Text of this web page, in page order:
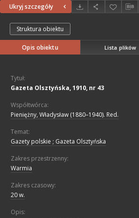
Ukryj szczegóły
Struktura obiektu
Opis obiektu Lista plików
Tytuł:
Gazeta Olsztyńska, 1910, nr 43
Współtwórca:
Pieniężny, Władysław (1880–1940). Red.
Temat:
Gazety polskie ; Gazeta Olsztyńska
Zakres przestrzenny:
Warmia
Zakres czasowy:
20 w.
Opis: